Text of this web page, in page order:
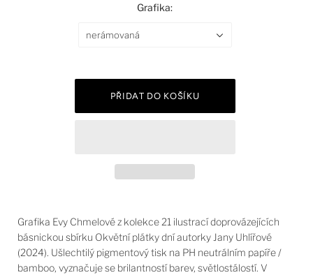
Grafika:
nerámovaná
Grafika Evy Chmelové z kolekce 21 ilustrací doprovázejících
básnickou sbírku Okvětní plátky dní autorky Jany Uhlířové
(2024). Ušlechtilý pigmentový tisk na PH neutrálním papíře /
bamboo, vyznačuje se brilantností barev, světlostálostí. V